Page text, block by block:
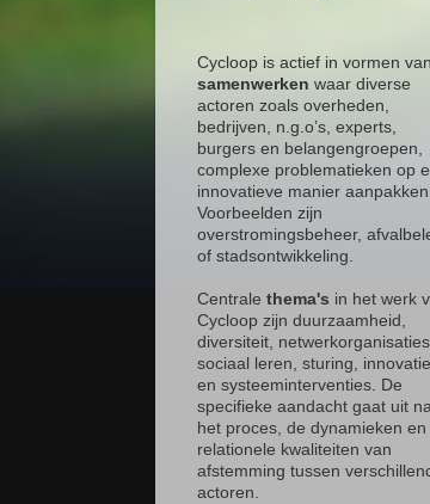
Cycloop is actief in vormen van
samenwerken waar diverse
actoren zoals overheden,
bedrijven, n.g.o’s, experts,
burgers en belangengroepen,
complexe problematieken op
innovatieve manier
Voorbeelden zijn
overstromingsbeheer,
of stadsontwikkeling.
Centrale thema's in het werk
Cycloop zijn duurzaamheid,
diversiteit,
sociaal leren, sturing, innovatie
en systeeminterventies. De
specifieke aandacht gaat uit
het proces, de dynamieken en
relationele kwaliteiten van
afstemming tussen
actoren.